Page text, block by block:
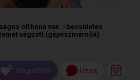
otthona van
becsületes
végzett (gépészmérnök)
SzuperSzív Üzenj